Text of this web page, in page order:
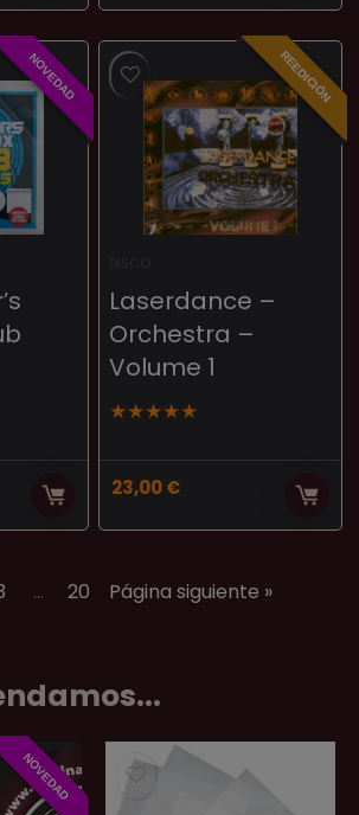
NOVEDAD REEDICIÓN
Laserdance –
Orchestra –
Volume 1
★★★★★
23,00€
… 20 Página siguiente »
NOVEDAD